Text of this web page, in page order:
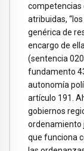
competencias
atribuidas,
genérica de
encargo de
(sentencia
fundamento
autonomía
artículo 191.
gobiernos
ordenamiento
que funciona